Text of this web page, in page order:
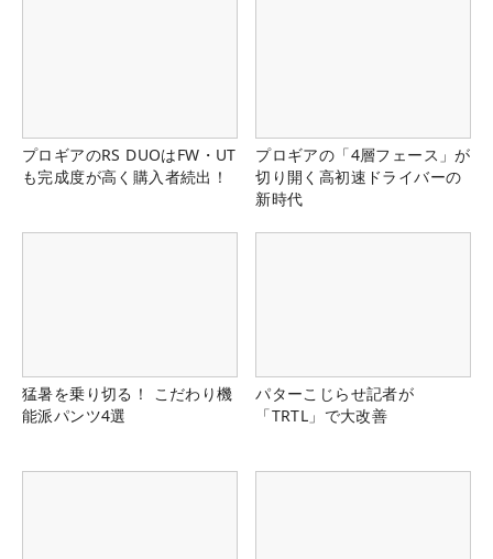
プロギアのRS DUOはFW・UT
も完成度が高く購入者続出！
プロギアの「4層フェース」が
切り開く高初速ドライバーの
新時代
猛暑を乗り切る！ こだわり機
能派パンツ4選
パターこじらせ記者が
「TRTL」で大改善